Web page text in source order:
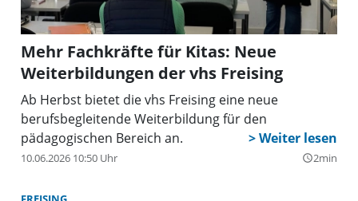
Mehr Fachkräfte für Kitas: Neue
Weiterbildungen der vhs Freising
Ab Herbst bietet die vhs Freising eine neue
berufsbegleitende Weiterbildung für den
pädagogischen Bereich an.
10.06.2026 10:50 Uhr query_builder2min